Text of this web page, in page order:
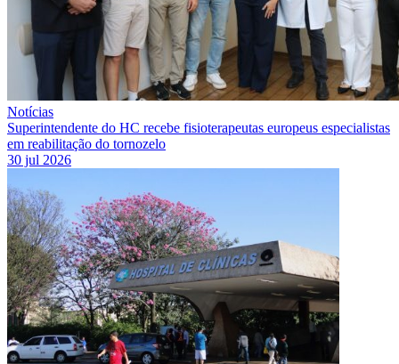
Notícias
Superintendente do HC recebe fisioterapeutas europeus especialistas
em reabilitação do tornozelo
30 jul 2026